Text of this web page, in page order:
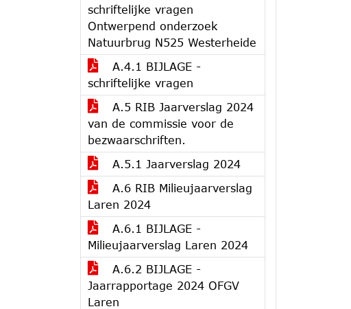
schriftelijke vragen
Ontwerpend onderzoek
Natuurbrug N525 Westerheide
A.4.1 BIJLAGE -
schriftelijke vragen
A.5 RIB Jaarverslag 2024
van de commissie voor de
bezwaarschriften.
A.5.1 Jaarverslag 2024
A.6 RIB Milieujaarverslag
Laren 2024
A.6.1 BIJLAGE -
Milieujaarverslag Laren 2024
A.6.2 BIJLAGE -
Jaarrapportage 2024 OFGV
Laren